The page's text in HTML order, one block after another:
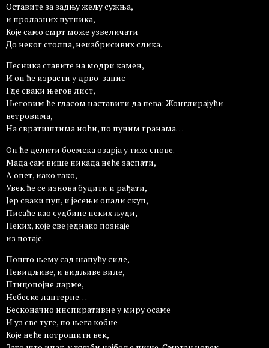
Оставите за задњу жељу сужња,
и пролазних путника,
Које само смрт може узвеличати
До неког столпа, неизбрисивих слика.
Песника ставите на модри камен,
И он ће израсти у дрво-запис
Где сваки његов лист,
Његовим ће гласом наставити да пева: Жонглирајући
ветровима,
На свратиштима ноћи, по пуним гранама…
Он ће делити боемска озарја у тихе снове.
Мада сам више никада неће заспати,
А опет, иако тако,
Увек ће се изнова будити и рађати,
Јер сваки пуп, и јесењи опали скуп,
Писаће као судбине неких људи,
Неких, које све једнако познаје
из потаје.
Пошто њему сад шапућу силе,
Невидљиве, и видљиве виле,
Птицопојне ларме,
Небеске лантерне…
Бесконачно инспиративне у миру осаме
И уз све туге, по њега кобне
Које неће потрошити век,